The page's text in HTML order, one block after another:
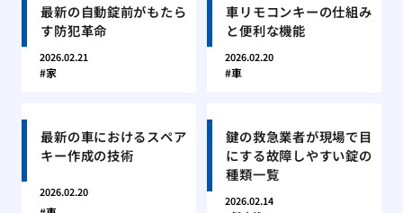
最新の自動錠前がもたら
す防犯革命
2026.02.21
家
車リモコンキーの仕組み
と便利な機能
2026.02.20
車
最新の車におけるスペア
キー作成の技術
2026.02.20
鍵の救急業者が現場で目
にする故障しやすい錠の
種類一覧
2026.02.14